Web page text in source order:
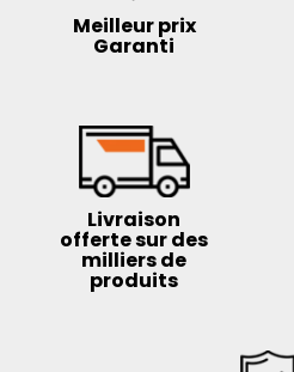
Meilleur prix
Garanti
Livraison
offerte sur des
milliers de
produits